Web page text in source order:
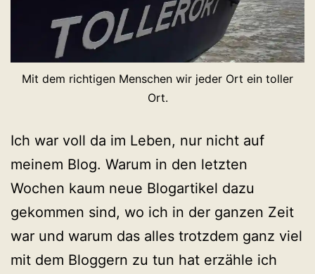
Mit dem richtigen Menschen wir jeder Ort ein toller
Ort.
Ich war voll da im Leben, nur nicht auf
meinem Blog. Warum in den letzten
Wochen kaum neue Blogartikel dazu
gekommen sind, wo ich in der ganzen Zeit
war und warum das alles trotzdem ganz viel
mit dem Bloggern zu tun hat erzähle ich